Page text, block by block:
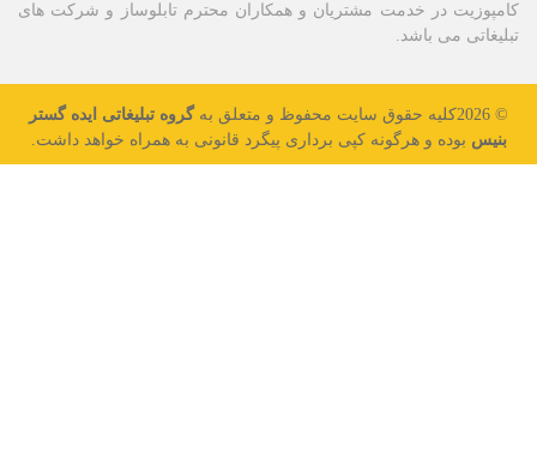
در خدمت مشتریان و همکاران محترم تابلوساز و شرکت های
می باشد.
گروه تبلیغاتی ایده گستر
بوده و هرگونه کپی برداری پیگرد قانونی به همراه خواهد داشت.